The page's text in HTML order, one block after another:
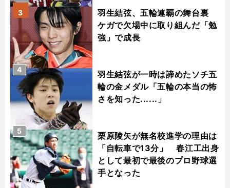
羽生結弦、五輪連覇の舞台裏
ケガで欠場中に取り組んだ「勉
強」で成長
3
羽生結弦が一時は諦めたソチ五
輪の金メダル「五輪の本当の怖
さを知った......」
4
栗原陵矢が無名校進学の理由は
「自転車で13分」 春江工出身
として最初で最後のプロ野球選
手となった
5